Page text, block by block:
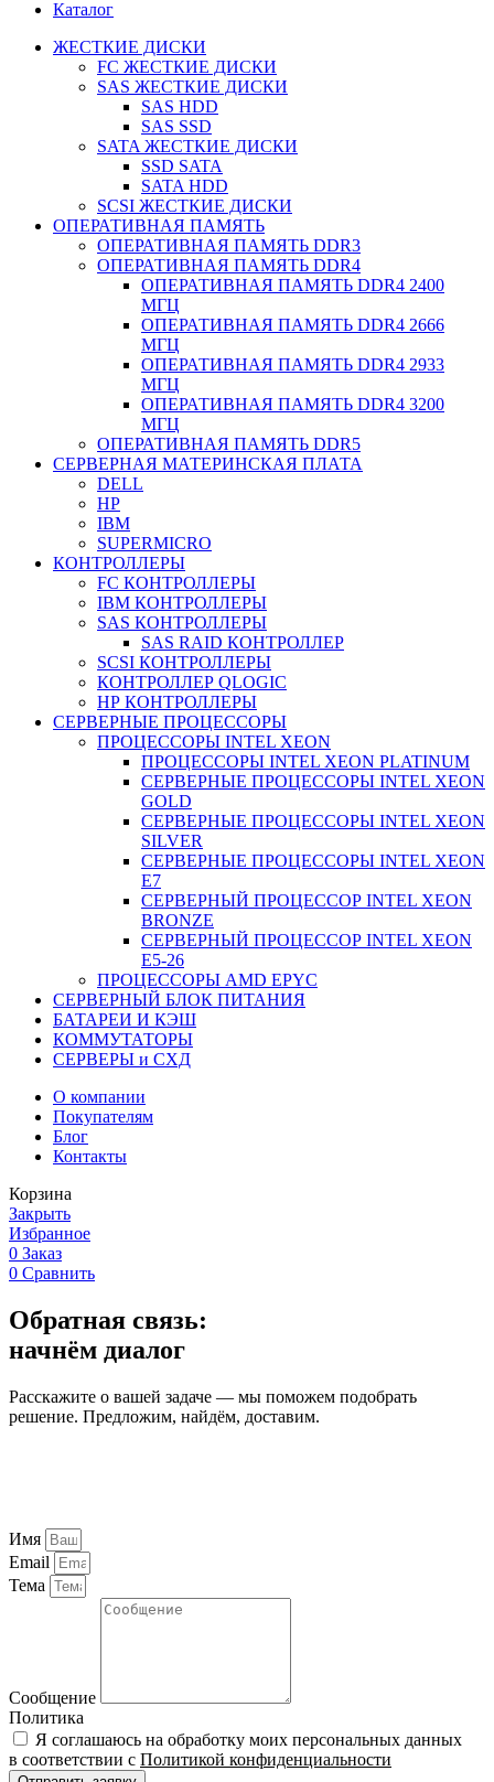
Каталог
ЖЕСТКИЕ ДИСКИ
FC ЖЕСТКИЕ ДИСКИ
SAS ЖЕСТКИЕ ДИСКИ
SAS HDD
SAS SSD
SATA ЖЕСТКИЕ ДИСКИ
SSD SATA
SATA HDD
SCSI ЖЕСТКИЕ ДИСКИ
ОПЕРАТИВНАЯ ПАМЯТЬ
ОПЕРАТИВНАЯ ПАМЯТЬ DDR3
ОПЕРАТИВНАЯ ПАМЯТЬ DDR4
ОПЕРАТИВНАЯ ПАМЯТЬ DDR4 2400
МГЦ
ОПЕРАТИВНАЯ ПАМЯТЬ DDR4 2666
МГЦ
ОПЕРАТИВНАЯ ПАМЯТЬ DDR4 2933
МГЦ
ОПЕРАТИВНАЯ ПАМЯТЬ DDR4 3200
МГЦ
ОПЕРАТИВНАЯ ПАМЯТЬ DDR5
СЕРВЕРНАЯ МАТЕРИНСКАЯ ПЛАТА
DELL
HP
IBM
SUPERMICRO
КОНТРОЛЛЕРЫ
FC КОНТРОЛЛЕРЫ
IBM КОНТРОЛЛЕРЫ
SAS КОНТРОЛЛЕРЫ
SAS RAID КОНТРОЛЛЕР
SCSI КОНТРОЛЛЕРЫ
КОНТРОЛЛЕР QLOGIC
НР КОНТРОЛЛЕРЫ
СЕРВЕРНЫЕ ПРОЦЕССОРЫ
ПРОЦЕССОРЫ INTEL XEON
ПРОЦЕССОРЫ INTEL XEON PLATINUM
СЕРВЕРНЫЕ ПРОЦЕССОРЫ INTEL XEON
GOLD
СЕРВЕРНЫЕ ПРОЦЕССОРЫ INTEL XEON
SILVER
СЕРВЕРНЫЕ ПРОЦЕССОРЫ INTEL XEON
Е7
СЕРВЕРНЫЙ ПРОЦЕССОР INTEL XEON
BRONZE
СЕРВЕРНЫЙ ПРОЦЕССОР INTEL XEON
Е5-26
ПРОЦЕССОРЫ AMD EPYC
СЕРВЕРНЫЙ БЛОК ПИТАНИЯ
БАТАРЕИ И КЭШ
КОММУТАТОРЫ
СЕРВЕРЫ и СХД
О компании
Покупателям
Блог
Контакты
Корзина
Закрыть
Избранное
0 Заказ
0 Сравнить
Обратная связь:
начнём диалог
Расскажите о вашей задаче — мы поможем подобрать
решение. Предложим, найдём, доставим.
Имя
Email
Тема
Сообщение
Политика
Я соглашаюсь на обработку моих персональных данных
в соответствии с Политикой конфиденциальности